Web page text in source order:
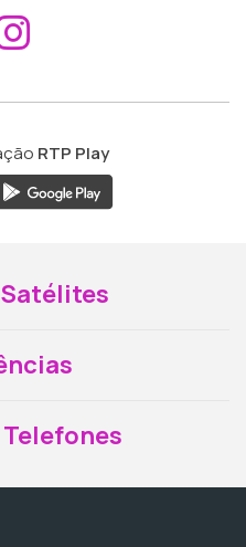
ao
RTP Play
Satélites